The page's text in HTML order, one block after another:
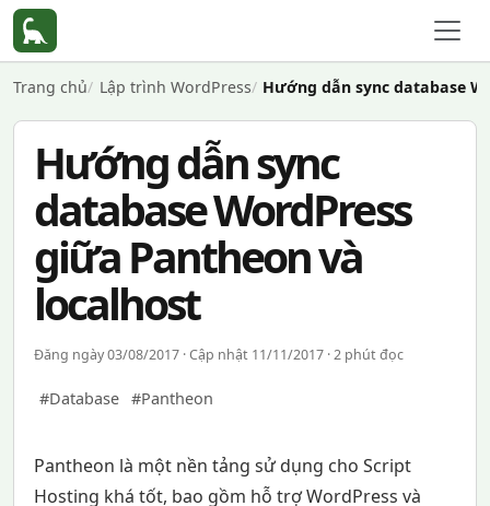
Trang chủ Lập trình WordPress Hướng dẫn sync database
Hướng dẫn sync
database WordPress
giữa Pantheon và
localhost
Đăng ngày 03/08/2017 · Cập nhật 11/11/2017 · 2 phút đọc
#Database #Pantheon
Pantheon là một nền tảng sử dụng cho Script
Hosting khá tốt, bao gồm hỗ trợ WordPress và